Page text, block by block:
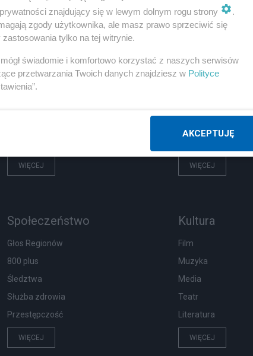
Biznes
Pieniądze
WIĘCEJ
Zdrowie
WIĘCEJ
Społeczeństwo
Głos Regionów
800 plus
Śledztwa
Służba zdrowia
Przestępczość
WIĘCEJ
Kultura
Film
Muzyka
Media
Teatr
Literatura
WIĘCEJ
znajdujący się w lewym dolnym rogu strony
.
zgody użytkownika, ale masz prawo sprzeciwić się
tylko na tej witrynie.
świadomie i komfortowo korzystać z naszych serwisów
przetwarzania Twoich danych znajdziesz w Polityce
AKCEPTUJĘ